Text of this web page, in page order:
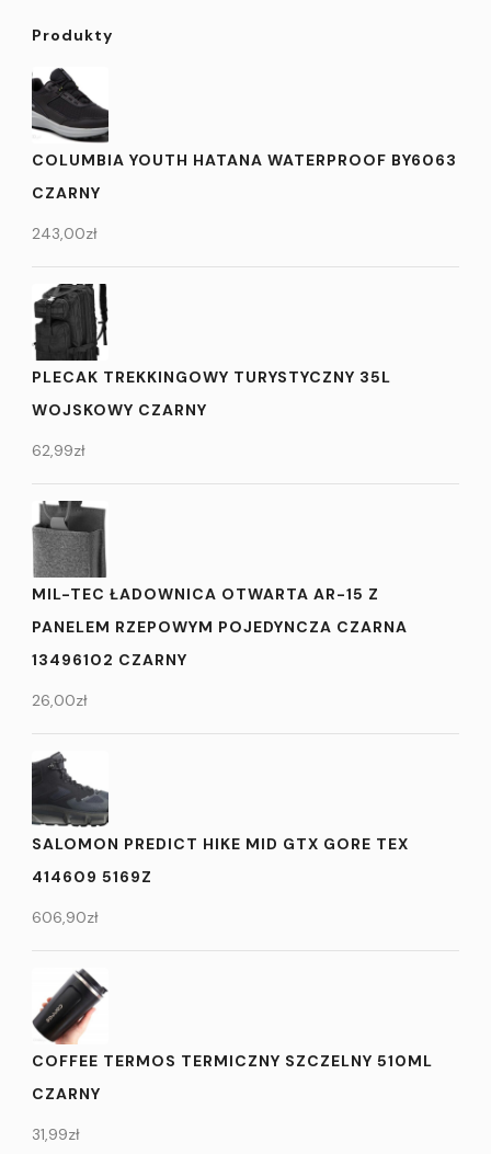
Produkty
COLUMBIA YOUTH HATANA WATERPROOF BY6063
CZARNY
243,00zł
PLECAK TREKKINGOWY TURYSTYCZNY 35L
WOJSKOWY CZARNY
62,99zł
MIL-TEC ŁADOWNICA OTWARTA AR-15 Z
PANELEM RZEPOWYM POJEDYNCZA CZARNA
13496102 CZARNY
26,00zł
SALOMON PREDICT HIKE MID GTX GORE TEX
414609 5169Z
606,90zł
COFFEE TERMOS TERMICZNY SZCZELNY 510ML
CZARNY
31,99zł